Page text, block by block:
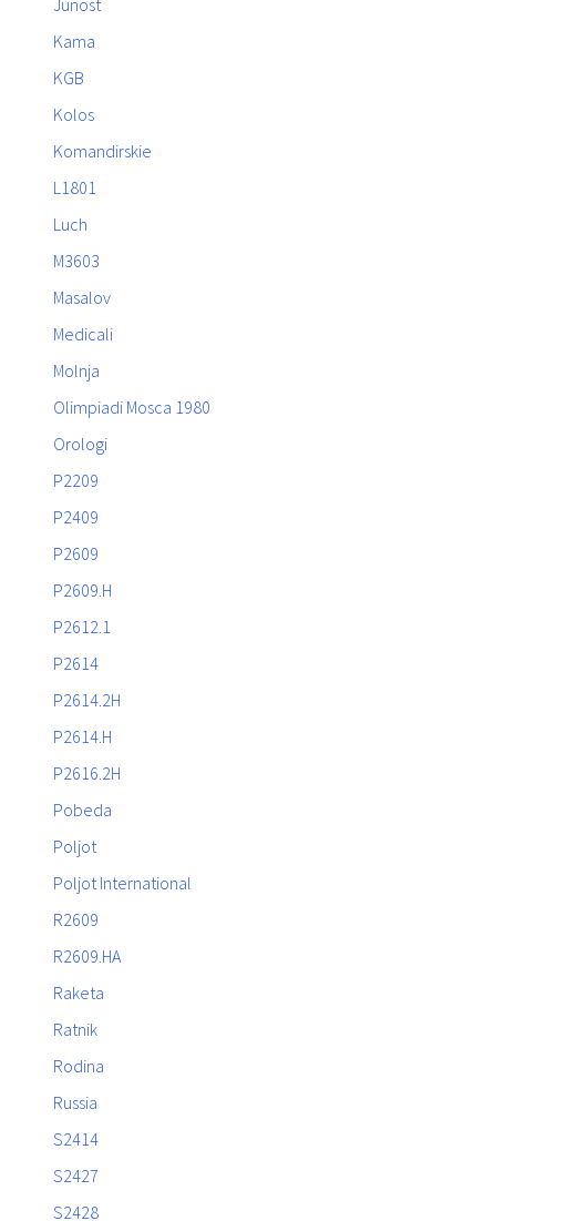
Junost
Kama
KGB
Kolos
Komandirskie
L1801
Luch
M3603
Masalov
Medicali
Molnja
Olimpiadi Mosca 1980
Orologi
P2209
P2409
P2609
P2609.H
P2612.1
P2614
P2614.2H
P2614.H
P2616.2H
Pobeda
Poljot
Poljot International
R2609
R2609.HA
Raketa
Ratnik
Rodina
Russia
S2414
S2427
S2428